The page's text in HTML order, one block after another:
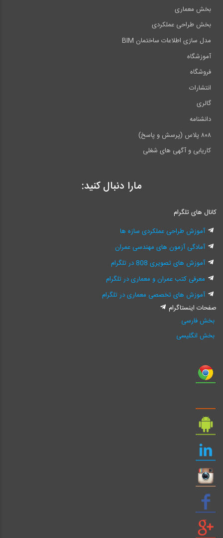
بخش معماری
بخش طراحی عملکردی
مدل سازی اطلاعات ساختمان BIM
آموزشگاه
فروشگاه
انتشارات
گالری
دانشنامه
۸۰۸ پلاس (پرسش و پاسخ)
کاریابی و آگهی های شغلی
مارا دنبال کنید:
کانال های تلگرام
آموزش طراحی عملکردی سازه ها
آمادگی آزمون های مهندسی عمران
آموزش های تصویری 808 در تلگرام
معرفی کتب عمران و معماری در تلگرام
آموزش های تخصصی معماری در تلگرام
صفحات اینستاگرام
بخش فارسی
بخش انگلیسی